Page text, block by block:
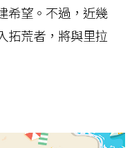
希望。不過，近幾
拓荒者，將與里拉